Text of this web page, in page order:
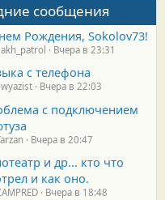
сообщения
Рождения, Sokolov73!
Вчера в 23:31
с телефона
Вчера в 22:03
с подключением
Вчера в 20:47
и др... кто что
и как оно.
Вчера в 18:48